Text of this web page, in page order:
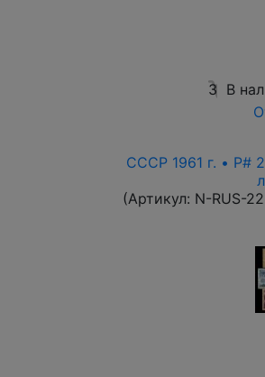
3 В
СССР 1961 г. • P#
(Артикул: N-RUS-